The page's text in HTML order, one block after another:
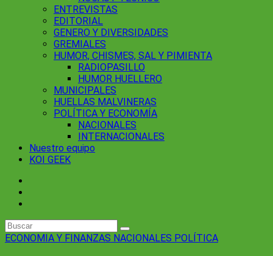
ENTREVISTAS
EDITORIAL
GENERO Y DIVERSIDADES
GREMIALES
HUMOR, CHISMES, SAL Y PIMIENTA
RADIOPASILLO
HUMOR HUELLERO
MUNICIPALES
HUELLAS MALVINERAS
POLÍTICA Y ECONOMÍA
NACIONALES
INTERNACIONALES
Nuestro equipo
KOI GEEK
ECONOMIA Y FINANZAS NACIONALES POLÍTICA